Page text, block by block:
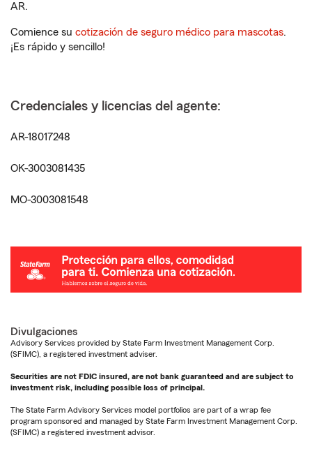
AR.
Comience su cotización de seguro médico para mascotas.
¡Es rápido y sencillo!
Credenciales y licencias del agente:
AR-18017248
OK-3003081435
MO-3003081548
Divulgaciones
Advisory Services provided by State Farm Investment Management Corp.
(SFIMC), a registered investment adviser.
Securities are not FDIC insured, are not bank guaranteed and are subject to
investment risk, including possible loss of principal.
The State Farm Advisory Services model portfolios are part of a wrap fee
program sponsored and managed by State Farm Investment Management Corp.
(SFIMC) a registered investment advisor.